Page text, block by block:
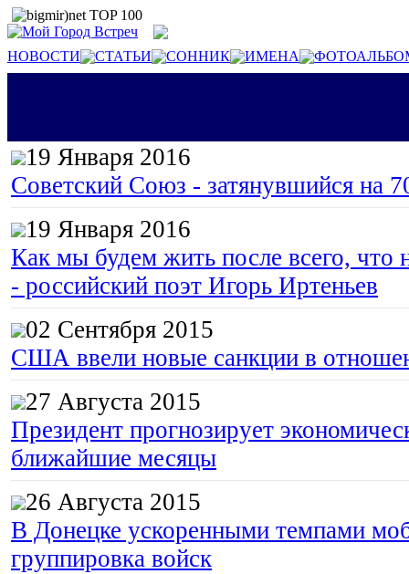
НОВОСТИ СТАТЬИ СОННИК ИМЕНА
19 Января 2016
Советский Союз - затянувшийся на
19 Января 2016
Как мы будем жить после всего, что
- российский поэт Игорь Иртеньев
02 Сентября 2015
США ввели новые санкции в
27 Августа 2015
Президент прогнозирует
ближайшие месяцы
26 Августа 2015
В Донецке ускоренными темпами
группировка войск